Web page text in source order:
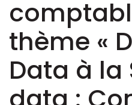
thème «
Data à la